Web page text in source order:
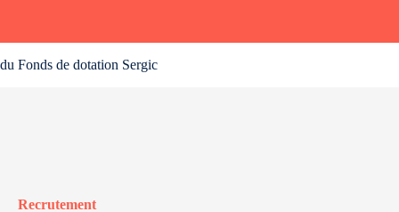
du Fonds de dotation Sergic
Recrutement